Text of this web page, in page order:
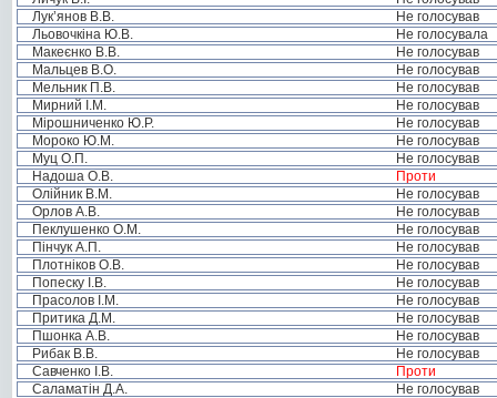
Лук’янов В.В.
Не голосував
Льовочкіна Ю.В.
Не голосувала
Макеєнко В.В.
Не голосував
Мальцев В.О.
Не голосував
Мельник П.В.
Не голосував
Мирний І.М.
Не голосував
Мірошниченко Ю.Р.
Не голосував
Мороко Ю.М.
Не голосував
Муц О.П.
Не голосував
Надоша О.В.
Проти
Олійник В.М.
Не голосував
Орлов А.В.
Не голосував
Пеклушенко О.М.
Не голосував
Пінчук А.П.
Не голосував
Плотніков О.В.
Не голосував
Попеску І.В.
Не голосував
Прасолов І.М.
Не голосував
Притика Д.М.
Не голосував
Пшонка А.В.
Не голосував
Рибак В.В.
Не голосував
Савченко І.В.
Проти
Саламатін Д.А.
Не голосував